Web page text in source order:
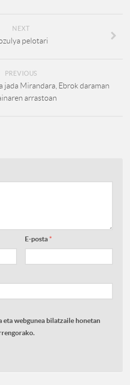
NEXT
pelotari
PREVIOUS
jada Mirandara, Ebrok daraman
arrastoan
E-posta*
eta webgunea bilatzaile honetan